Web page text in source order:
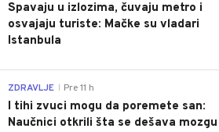
Spavaju u izlozima, čuvaju metro i
osvajaju turiste: Mačke su vladari
Istanbula
ZDRAVLJE Pre 11 h
I tihi zvuci mogu da poremete san:
Naučnici otkrili šta se dešava mozgu